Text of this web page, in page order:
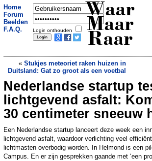
Home
Forum
Beelden
F.A.Q.
Login onthouden
Waar
Maar
Raar
« Stukjes meteoriet raken huizen in
Duitsland: Gat zo groot als een voetbal
Waarom sommige
eten»
Nederlandse startup
lichtgevend asfalt:
30 centimeter sneeuw
Een Nederlandse startup lanceert deze week een
lichtgevend asfalt, waardoor verlichting veel
lichtmasten overbodig worden. In Helmond is een
Campus. En er zijn gesprekken gaande met ‘een